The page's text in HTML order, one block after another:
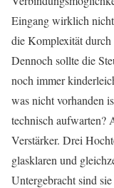
Eingang wirklich
die Komplexität
Dennoch sollte die
noch immer
was nicht vorhanden
technisch aufwarten?
Verstärker. Drei
glasklaren und
Untergebracht sind